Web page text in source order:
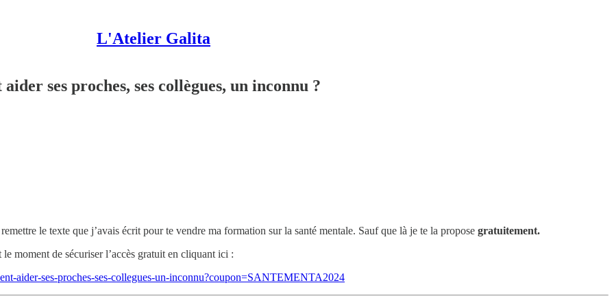
L'Atelier Galita
ses proches, ses collègues, un inconnu ?
le texte que j’avais écrit pour te vendre ma formation sur la santé mentale. Sauf que là je te la propose gratuitement.
le moment de sécuriser l’accès gratuit en cliquant ici :
aider-ses-proches-ses-collegues-un-inconnu?coupon=SANTEMENTA2024